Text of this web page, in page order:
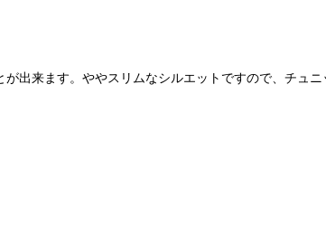
出来ます。ややスリムなシルエットですので、チュ